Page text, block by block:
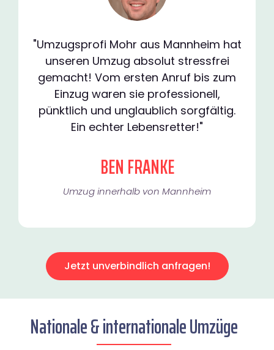
"Umzugsprofi Mohr aus Mannheim hat
unseren Umzug absolut stressfrei
gemacht! Vom ersten Anruf bis zum
Einzug waren sie professionell,
pünktlich und unglaublich sorgfältig.
Ein echter Lebensretter!"
BEN FRANKE
Umzug innerhalb von Mannheim​
Jetzt unverbindlich anfragen!
Nationale & internationale Umzüge